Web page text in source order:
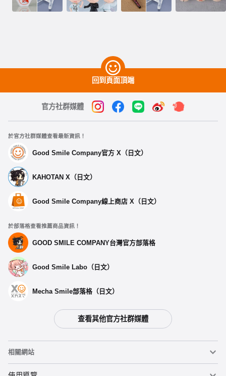
回到頁面頂端
官方社群媒體
於官方社群媒體查看最新資訊！
Good Smile Company官方 X（日文）
KAHOTAN X（日文）
Good Smile Company線上商店 X（日文）
於部落格查看推薦商品資訊！
GOOD SMILE COMPANY台灣官方部落格
Good Smile Labo（日文）
Mecha Smile部落格（日文）
查看其他官方社群媒體
相關網站